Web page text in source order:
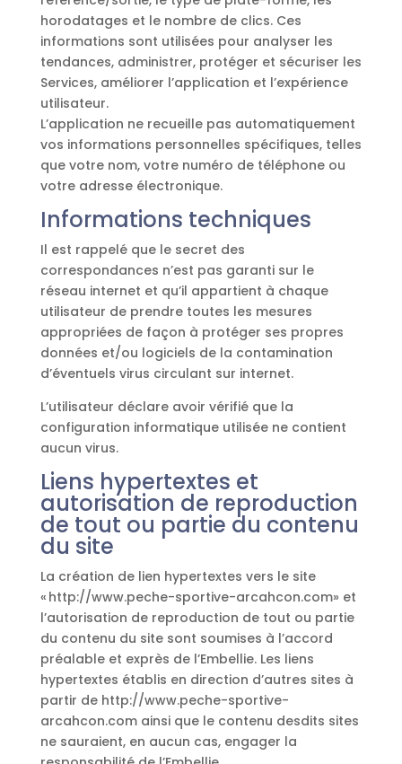
horodatages et le nombre de clics. Ces
informations sont utilisées pour analyser les
tendances, administrer, protéger et sécuriser les
Services, améliorer l’application et l’expérience
utilisateur.
L’application ne recueille pas automatiquement
vos informations personnelles spécifiques, telles
que votre nom, votre numéro de téléphone ou
votre adresse électronique.
Informations techniques
Il est rappelé que le secret des
correspondances n’est pas garanti sur le
réseau internet et qu’il appartient à chaque
utilisateur de prendre toutes les mesures
appropriées de façon à protéger ses propres
données et/ou logiciels de la contamination
d’éventuels virus circulant sur internet.
L’utilisateur déclare avoir vérifié que la
configuration informatique utilisée ne contient
aucun virus.
Liens hypertextes et
autorisation de reproduction
de tout ou partie du contenu
du site
La création de lien hypertextes vers le site
« http://www.peche-sportive-arcahcon.com» et
l’autorisation de reproduction de tout ou partie
du contenu du site sont soumises à l’accord
préalable et exprès de l’Embellie. Les liens
hypertextes établis en direction d’autres sites à
partir de http://www.peche-sportive-
arcahcon.com ainsi que le contenu desdits sites
ne sauraient, en aucun cas, engager la